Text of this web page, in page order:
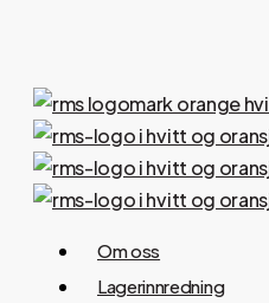
Meny
Om oss
Lagerinnredning